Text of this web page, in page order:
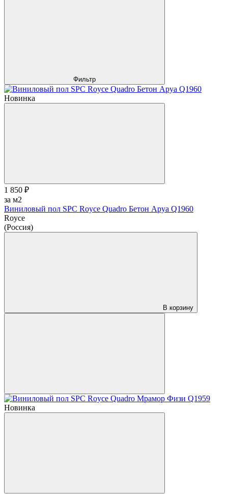
Фильтр
Новинка
1 850 ₽
за м2
Виниловый пол SPC Royce Quadro Бетон Аруа Q1960
Royce
(Россия)
В корзину
Новинка